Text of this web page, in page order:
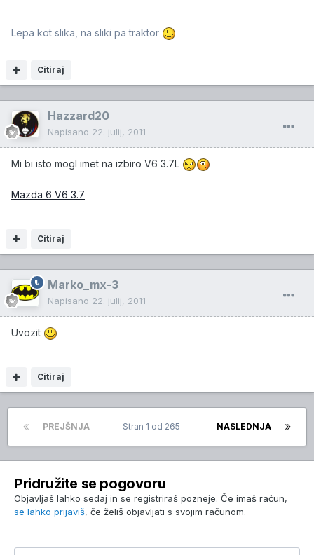
Citiraj
Lepa kot slika, na sliki pa traktor
Hazzard20
Napisano 22. julij, 2011
Mi bi isto mogl imet na izbiro V6 3.7L
Mazda 6 V6 3.7
Citiraj
Marko_mx-3
Napisano 22. julij, 2011
Uvozit
Citiraj
PREJŠNJA NASLEDNJA
Stran 1 od 265
Pridružite se pogovoru
Objavljaš lahko sedaj in se registriraš pozneje. Če imaš račun,
se lahko prijaviš, če želiš objavljati s svojim računom.